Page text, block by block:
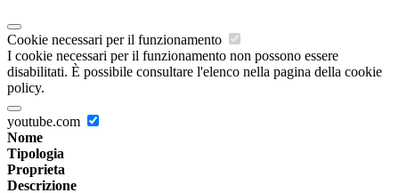
Cookie necessari per il funzionamento
I cookie necessari per il funzionamento non possono essere
disabilitati. È possibile consultare l'elenco nella pagina della cookie
policy.
youtube.com
Nome
Tipologia
Proprieta
Descrizione